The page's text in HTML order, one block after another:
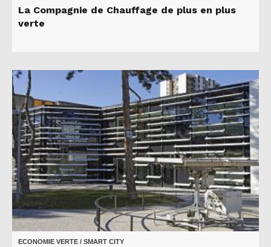
La Compagnie de Chauffage de plus en plus
verte
ECONOMIE VERTE / SMART CITY